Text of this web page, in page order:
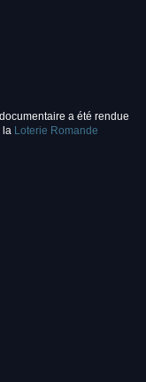
a été rendue
la Loterie Romande